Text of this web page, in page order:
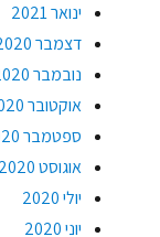
ינואר 2021
דצמבר 2020
נובמבר 2020
אוקטובר 2020
ספטמבר 2020
אוגוסט 2020
יולי 2020
יוני 2020